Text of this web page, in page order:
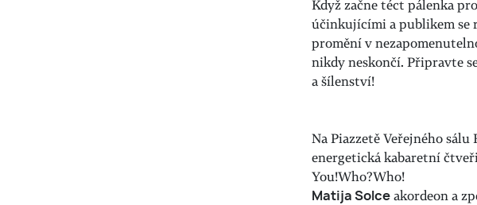
Když začne téct pálenka
účinkujícími a publikem se
promění v
nikdy neskončí. Připravte
a šílenství!
Na Piazzetě Veřejného
energetická kabaretní
You!Who?Who!
Matija Solceakordeon a